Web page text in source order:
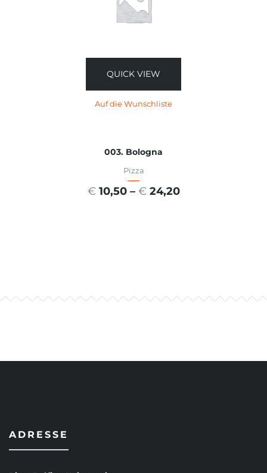
QUICK VIEW
Auf die Wunschliste
003. Bologna
Pizza
€ 10,50 – € 24,20
ADRESSE